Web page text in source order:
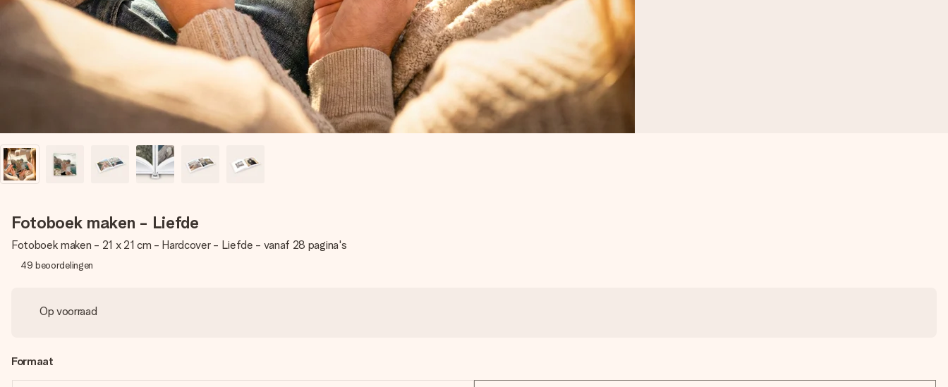
Fotoboek maken - Liefde
Fotoboek maken - 21 x 21 cm - Hardcover - Liefde - vanaf 28 pagina's
49 beoordelingen
Op voorraad
Formaat